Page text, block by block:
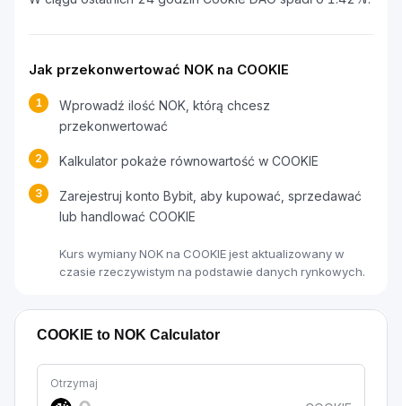
Jak przekonwertować NOK na COOKIE
1
Wprowadź ilość NOK, którą chcesz
przekonwertować
2 Kalkulator pokaże równowartość w COOKIE
3
Zarejestruj konto Bybit, aby kupować, sprzedawać
lub handlować COOKIE
Kurs wymiany NOK na COOKIE jest aktualizowany w
czasie rzeczywistym na podstawie danych rynkowych.
COOKIE to NOK Calculator
Otrzymaj